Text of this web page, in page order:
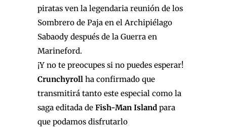
piratas ven la legendaria reunión de los
Sombrero de Paja en el Archipiélago
Sabaody después de la Guerra en
Marineford.
¡Y no te preocupes si no puedes esperar!
Crunchyroll ha confirmado que
transmitirá tanto este especial como la
saga editada de Fish-Man Island para
que podamos disfrutarlo